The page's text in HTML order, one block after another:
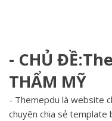
- CHỦ
THẨM MỸ
- Themepdu là website
chuyên chia sẻ